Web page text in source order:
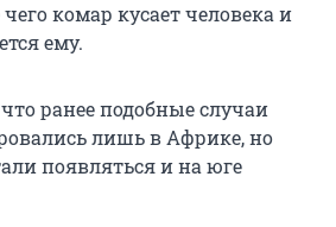
комар кусает человека и
ему.
ранее подобные случаи
лишь в Африке, но
появляться и на юге